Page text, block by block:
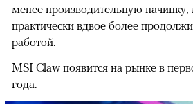
менее производительную начинку,
практически вдвое более
работой.
MSI Claw появится на рынке в
года.